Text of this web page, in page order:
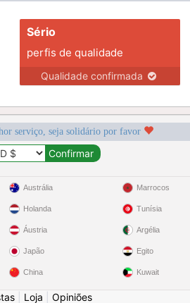
Sério
perfis de qualidade
Qualidade confirmada
serviço, seja solidário por favor
Austrália
Holanda
Áustria
Japão
China
Marrocos
Tunísia
Argélia
Egito
Kuwait
Loja Opiniões